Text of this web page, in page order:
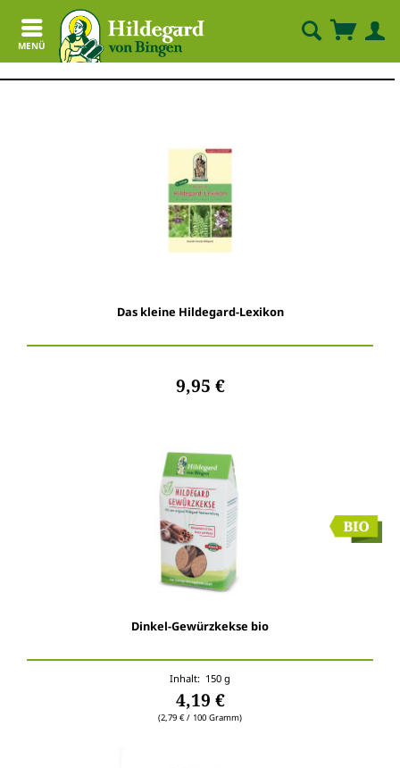
MENÜ
Das kleine Hildegard-Lexikon
9,95 €
Dinkel-Gewürzkekse bio
Inhalt: 150 g
4,19 €
(2,79 € / 100 Gramm)